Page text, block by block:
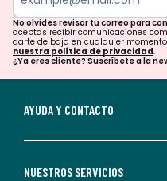
No olvides revisar tu correo para
aceptas recibir comunicaciones
darte de baja en cualquier
nuestra política de privacidad.
¿Ya eres cliente? Suscríbete a la
AYUDA Y CONTACTO
NUESTROS SERVICIOS